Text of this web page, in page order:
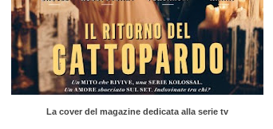
La cover del magazine dedicata alla serie tv